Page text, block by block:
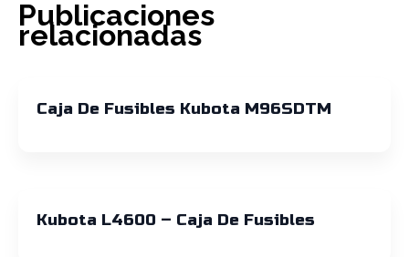
Publicaciones
relacionadas
Caja De Fusibles Kubota M96SDTM
Kubota L4600 – Caja De Fusibles